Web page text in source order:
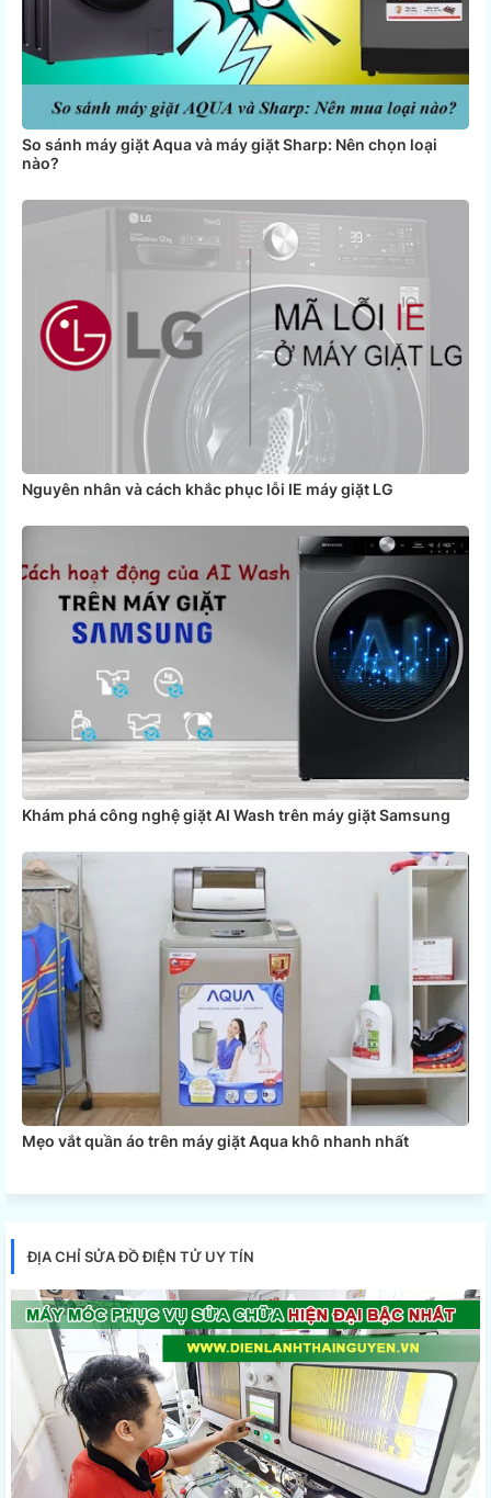
So sánh máy giặt Aqua và máy giặt Sharp: Nên chọn loại
nào?
Nguyên nhân và cách khắc phục lỗi IE máy giặt LG
Khám phá công nghệ giặt AI Wash trên máy giặt Samsung
Mẹo vắt quần áo trên máy giặt Aqua khô nhanh nhất
ĐỊA CHỈ SỬA ĐỒ ĐIỆN TỬ UY TÍN